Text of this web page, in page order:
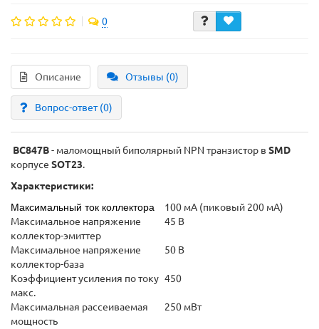
0
Описание Отзывы (0)
Вопрос-ответ(0)
BC847B- маломощный биполярный NPN транзистор в SMD
корпусе SOT23.
Характеристики:
Максимальный ток коллектора
100 мА (пиковый 200 мА)
Максимальное напряжение
коллектор-эмиттер
45 В
Максимальное напряжение
коллектор-база
50 В
Коэффициент усиления по току
макс.
450
Максимальная рассеиваемая
мощность
250 мВт